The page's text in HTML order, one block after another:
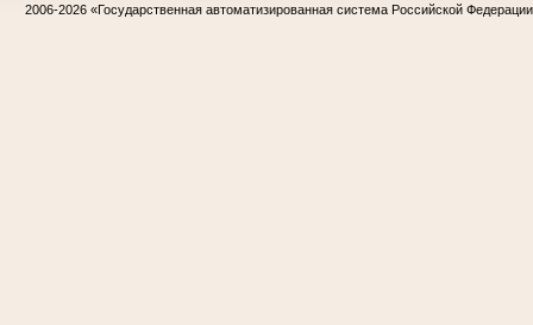
2006-2026 «Государственная автоматизированная система Российской